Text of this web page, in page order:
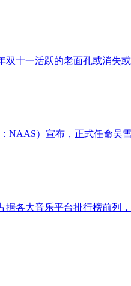
十一活跃的老面孔或消失
NAAS）宣布，正式任命吴
各大音乐平台排行榜前列